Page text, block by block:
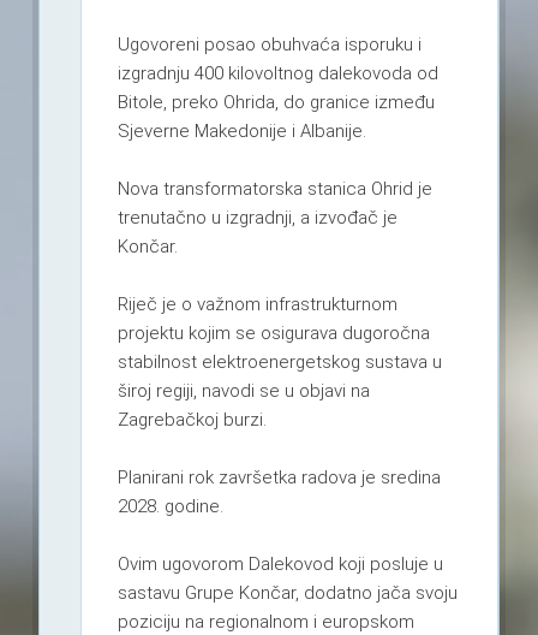
Ugovoreni posao obuhvaća isporuku i
izgradnju 400 kilovoltnog dalekovoda od
Bitole, preko Ohrida, do granice između
Sjeverne Makedonije i Albanije.
Nova transformatorska stanica Ohrid je
trenutačno u izgradnji, a izvođač je
Končar.
Riječ je o važnom infrastrukturnom
projektu kojim se osigurava dugoročna
stabilnost elektroenergetskog sustava u
široj regiji, navodi se u objavi na
Zagrebačkoj burzi.
Planirani rok završetka radova je sredina
2028. godine.
Ovim ugovorom Dalekovod koji posluje u
sastavu Grupe Končar, dodatno jača svoju
poziciju na regionalnom i europskom